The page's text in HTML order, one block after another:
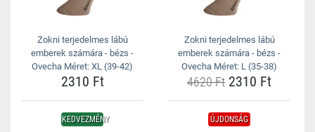
Zokni terjedelmes lábú
emberek számára - bézs -
Ovecha Méret: XL (39-42)
2310 Ft
Zokni terjedelmes lábú
emberek számára - bézs -
Ovecha Méret: L (35-38)
4620 Ft 2310 Ft
KEDVEZMÉNY ÚJDONSÁG